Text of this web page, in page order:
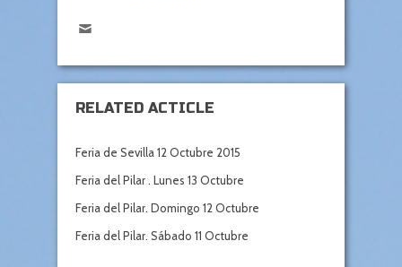
RELATED ACTICLE
Feria de Sevilla 12 Octubre 2015
Feria del Pilar . Lunes 13 Octubre
Feria del Pilar. Domingo 12 Octubre
Feria del Pilar. Sábado 11 Octubre